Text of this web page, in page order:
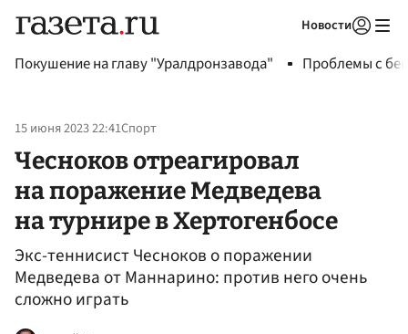
Новости
Покушение на главу "Уралдронзавода" Проблемы с
15 июня 2023 22:41Спорт
Чесноков отреагировал
на поражение Медведева
на турнире в Хертогенбосе
Экс-теннисист Чесноков о поражении
Медведева от Маннарино: против него очень
сложно играть